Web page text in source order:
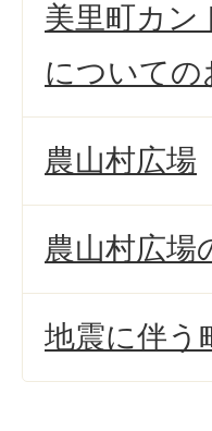
美里町カン
についての
農山村広場
農山村広場
地震に伴う